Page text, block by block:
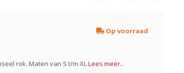
Op voorraad
rok. Maten van S t/m XLLees meer..